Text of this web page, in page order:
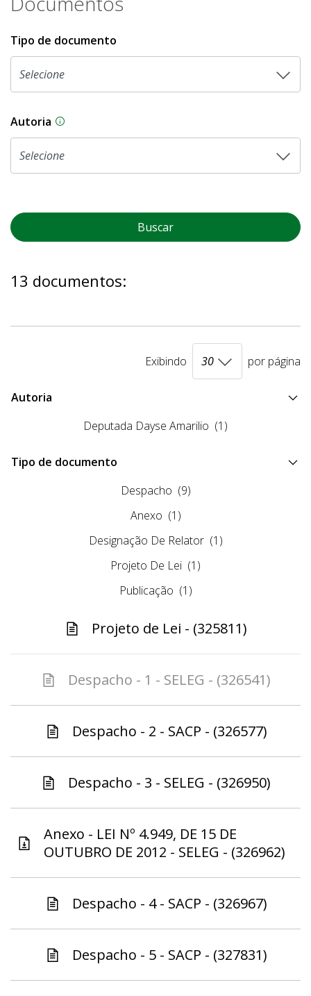
Tipo de documento
Autoria As proposições legislativas na CLDF podem
Buscar
13 documentos:
Exibindo por página
Autoria
Deputada Dayse Amarilio (1)
Tipo de documento
Despacho (9)
Anexo (1)
Designação De Relator (1)
Projeto De Lei (1)
Publicação (1)
Projeto de Lei - (325811)
Despacho - 1 - SELEG - (326541)
Despacho - 2 - SACP - (326577)
Despacho - 3 - SELEG - (326950)
Anexo - LEI Nº 4.949, DE 15 DE
OUTUBRO DE 2012 - SELEG - (326962)
Despacho - 4 - SACP - (326967)
Despacho - 5 - SACP - (327831)